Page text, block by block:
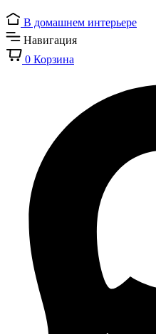
В домашнем интерьере
Навигация
0 Корзина